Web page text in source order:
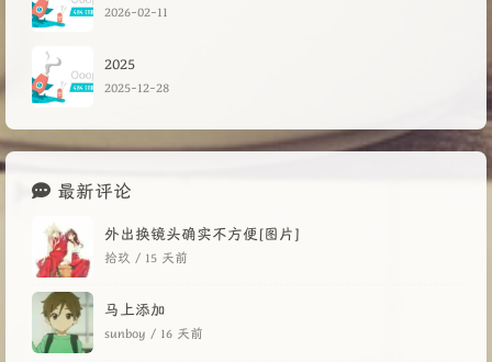
2026-02-11
2025
2025-12-28
最新评论
外出换镜头确实不方便[图片]
拾玖 / 15 天前
马上添加
sunboy / 16 天前